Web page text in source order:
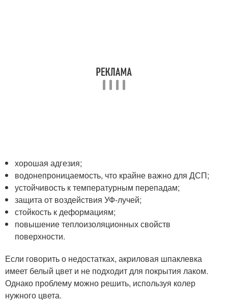
хорошая адгезия;
водонепроницаемость, что крайне важно для ДСП;
устойчивость к температурным перепадам;
защита от воздействия УФ-лучей;
стойкость к деформациям;
повышение теплоизоляционных свойств
поверхности.
Если говорить о недостатках, акриловая шпаклевка
имеет белый цвет и не подходит для покрытия лаком.
Однако проблему можно решить, используя колер
нужного цвета.